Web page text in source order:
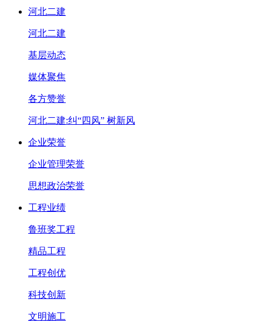
河北二建
河北二建
基层动态
媒体聚焦
各方赞誉
河北二建:纠“四风” 树新风
企业荣誉
企业管理荣誉
思想政治荣誉
工程业绩
鲁班奖工程
精品工程
工程创优
科技创新
文明施工